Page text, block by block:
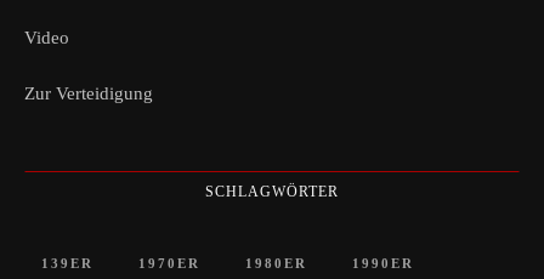
Video
Zur Verteidigung
SCHLAGWÖRTER
139ER 1970ER 1980ER 1990ER